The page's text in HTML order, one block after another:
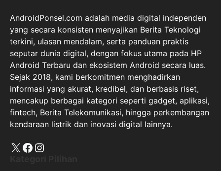
AndroidPonsel.com adalah media digital independen
yang secara konsisten menyajikan Berita Teknologi
terkini, ulasan mendalam, serta panduan praktis
seputar dunia digital, dengan fokus utama pada HP
Android Terbaru dan ekosistem Android secara luas.
Sejak 2018, kami berkomitmen menghadirkan
informasi yang akurat, kredibel, dan berbasis riset,
mencakup berbagai kategori seperti gadget, aplikasi,
fintech, Berita Telekomunikasi, hingga perkembangan
kendaraan listrik dan inovasi digital lainnya.
X Facebook
Instagram